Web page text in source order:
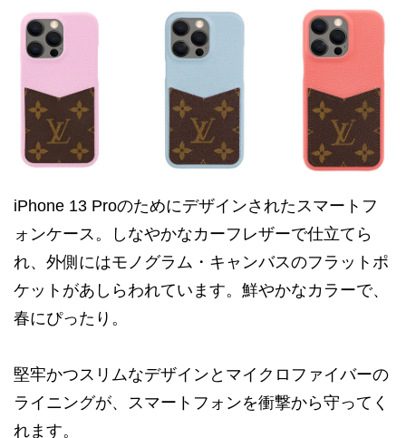
iPhone 13 Proのためにデザインされたスマートフ
ォンケース。しなやかなカーフレザーで仕立てら
れ、外側にはモノグラム・キャンバスのフラットポ
ケットがあしらわれています。鮮やかなカラーで、
春にぴったり。
堅牢かつスリムなデザインとマイクロファイバーの
ライニングが、スマートフォンを衝撃から守ってく
れます。